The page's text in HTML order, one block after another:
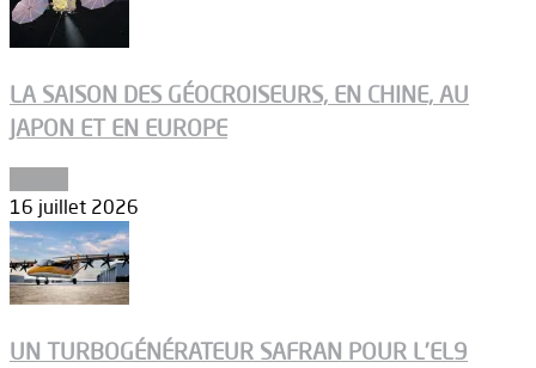
LA SAISON DES GÉOCROISEURS, EN CHINE, AU
JAPON ET EN EUROPE
16 juillet 2026
UN TURBOGÉNÉRATEUR SAFRAN POUR L’EL9